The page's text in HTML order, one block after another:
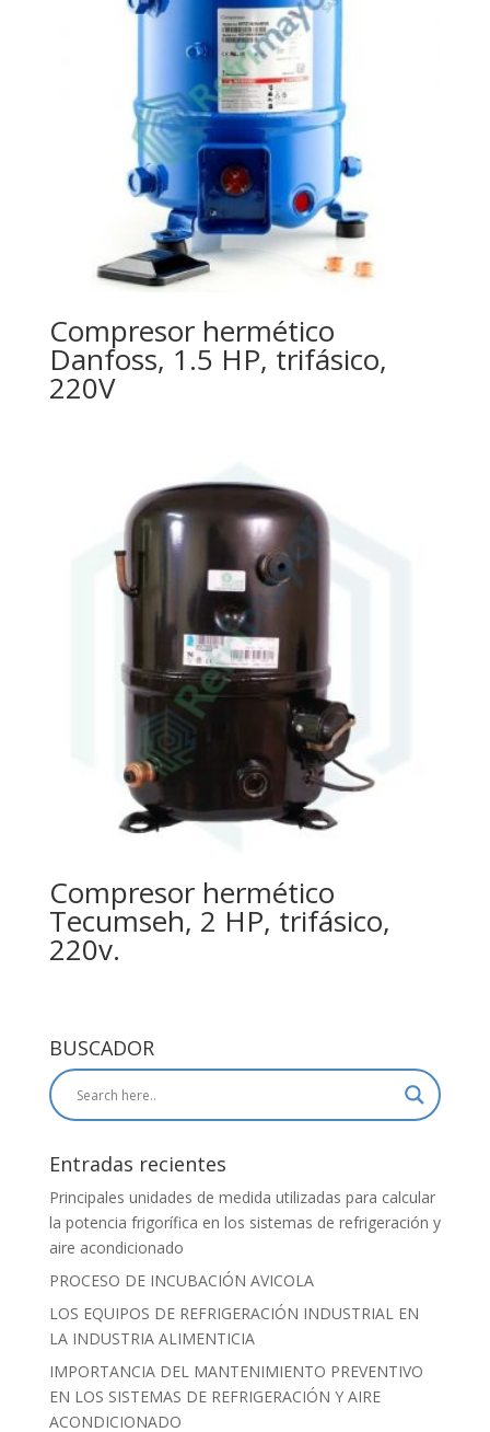
Compresor hermético
Danfoss, 1.5 HP, trifásico,
220V
Compresor hermético
Tecumseh, 2 HP, trifásico,
220v.
BUSCADOR
Entradas recientes
Principales unidades de medida utilizadas para calcular
la potencia frigorífica en los sistemas de refrigeración y
aire acondicionado
PROCESO DE INCUBACIÓN AVICOLA
LOS EQUIPOS DE REFRIGERACIÓN INDUSTRIAL EN
LA INDUSTRIA ALIMENTICIA
IMPORTANCIA DEL MANTENIMIENTO PREVENTIVO
EN LOS SISTEMAS DE REFRIGERACIÓN Y AIRE
ACONDICIONADO